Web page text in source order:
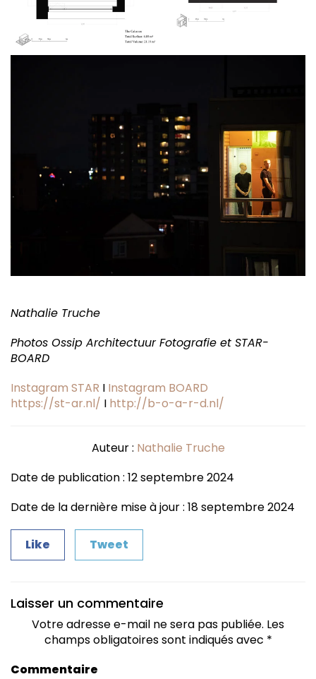
Nathalie Truche
Photos Ossip Architectuur Fotografie et STAR-
BOARD
Instagram STAR I Instagram BOARD
https://st-ar.nl/ I http://b-o-a-r-d.nl/
Auteur : Nathalie Truche
Date de publication : 12 septembre 2024
Date de la dernière mise à jour : 18 septembre 2024
Like Tweet
Laisser un commentaire
Votre adresse e-mail ne sera pas publiée. Les
champs obligatoires sont indiqués avec *
Commentaire